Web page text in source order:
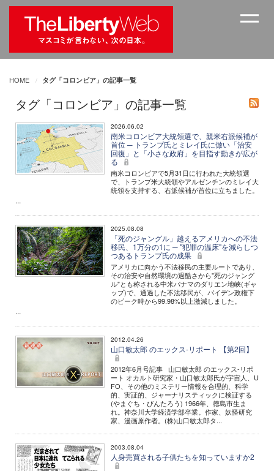
HOME タグ「コロンビア」の記事一覧
タグ「コロンビア」の記事一覧
2026.06.02
南米コロンビア大統領選で、親米右派候補が
首位 ─ トランプ氏とミレイ氏に倣い「治安
回復」と「小さな政府」を目指す動きが広が
る
南米コロンビアで5月31日に行われた大統領選
で、トランプ米大統領やアルゼンチンのミレイ大
統領を支持する、右派候補が首位に立ちました。
...
2025.08.08
「死のジャングル」越えるアメリカへの不法
移民、1万分の1に ─ "犯罪の温床"を減らしつ
つあるトランプ氏の成果
アメリカに向かう不法移民の主要ルートであり、
その治安や自然環境の過酷さから"死のジャング
ル"とも称される中米パナマのダリエン地峡(ギャ
ップ)で、通過した不法移民が、バイデン政権下
のピーク時から99.98%以上激減しました。
...
2012.04.26
山口敏太郎 のエックス-リポート 【第2回】
2012年6月号記事 山口敏太郎 のエックス-リポ
ート オカルト研究家・山口敏太郎氏が宇宙人、U
FO、その他のミステリー情報を合理的、科学
的、実証的、ジャーナリスティックに検証する
(やまぐち・びんたろう) 1966年、徳島市生ま
れ。神奈川大学経済学部卒業。作家、妖怪研究
家、漫画原作者。(株)山口敏太郎タ...
2003.08.04
人身売買される子供たちを知っていますか2